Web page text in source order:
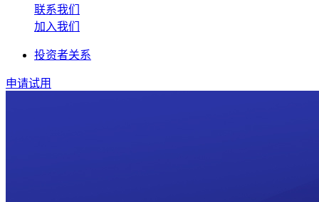
联系我们
加入我们
投资者关系
申请试用